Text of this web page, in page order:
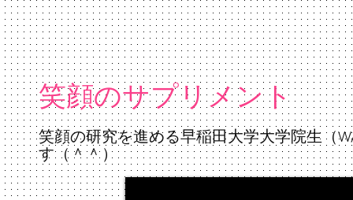
笑顔のサプリメント
笑顔の研究を進める早稲田大学大学院生（
す（＾＾）